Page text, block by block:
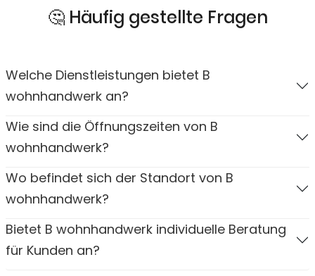
🤔 Häufig gestellte Fragen
Welche Dienstleistungen bietet B
wohnhandwerk an?
Wie sind die Öffnungszeiten von B
wohnhandwerk?
Wo befindet sich der Standort von B
wohnhandwerk?
Bietet B wohnhandwerk individuelle Beratung
für Kunden an?